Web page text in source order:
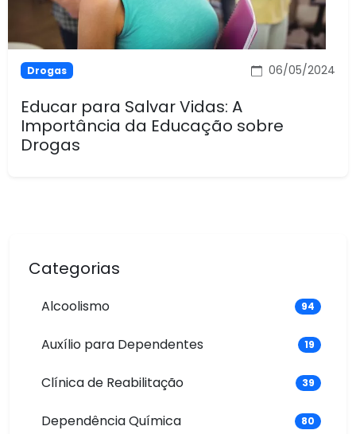
Drogas 06/05/2024
Educar para Salvar Vidas: A
Importância da Educação sobre
Drogas
Categorias
Alcoolismo 94
Auxílio para Dependentes 19
Clínica de Reabilitação 39
Dependência Química 80